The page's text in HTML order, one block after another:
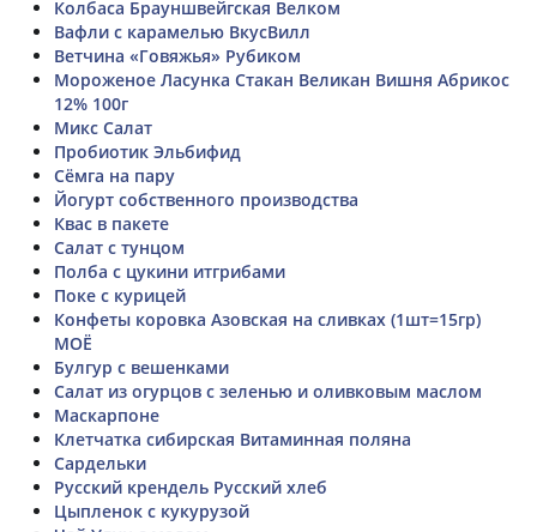
Колбаса Брауншвейгская Велком
Вафли с карамелью ВкусВилл
Ветчина «Говяжья» Рубиком
Мороженое Ласунка Стакан Великан Вишня Абрикос
12% 100г
Микс Салат
Пробиотик Эльбифид
Сёмга на пару
Йогурт собственного производства
Квас в пакете
Салат с тунцом
Полба с цукини итгрибами
Поке с курицей
Конфеты коровка Азовская на сливках (1шт=15гр)
МОЁ
Булгур с вешенками
Салат из огурцов с зеленью и оливковым маслом
Маскарпоне
Клетчатка сибирская Витаминная поляна
Сардельки
Русский крендель Русский хлеб
Цыпленок с кукурузой